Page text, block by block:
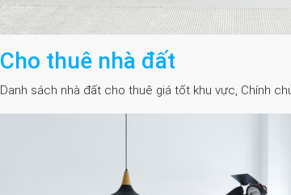
Cho thuê nhà đất
Danh sách nhà đất cho thuê giá tốt khu vực, Chính